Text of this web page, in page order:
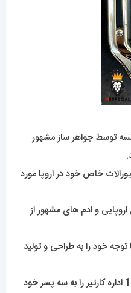
در سال 1847 در فرانسه توسط جواهر ساز مشهور
خاص خود در اروپا مورد
اروپایی و ادم های مشهور از
خود را به طراحی و تولید
لوییس فرانسوا در اخر در سال 1899 اداره کارتیر را به سه پسر خود